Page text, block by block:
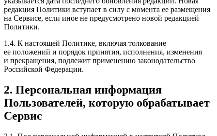
редакция Политики вступает в силу с момента ее размещения
на Сервисе, если иное не предусмотрено новой редакцией
Политики.
1.4. К настоящей Политике, включая толкование
ее положений и порядок принятия, исполнения, изменения
и прекращения, подлежит применению законодательство
Российской Федерации.
2. Персональная информация
Пользователей, которую обрабатывает
Сервис